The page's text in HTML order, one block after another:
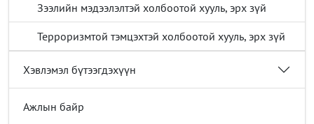
Зээлийн мэдээлэлтэй холбоотой хууль, эрх зүй
Терроризмтой тэмцэхтэй холбоотой хууль, эрх зүй
Хэвлэмэл бүтээгдэхүүн
Ажлын байр